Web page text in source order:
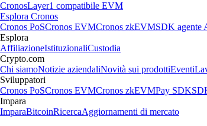
CronosLayer1 compatibile EVM
Esplora Cronos
Cronos PoSCronos EVMCronos zkEVMSDK agente
Esplora
AffiliazioneIstituzionaliCustodia
Crypto.com
Chi siamoNotizie aziendaliNovità sui prodottiEventi
Sviluppatori
Cronos PoSCronos EVMCronos zkEVMPay SDK
Impara
ImparaBitcoinRicercaAggiornamenti di mercato